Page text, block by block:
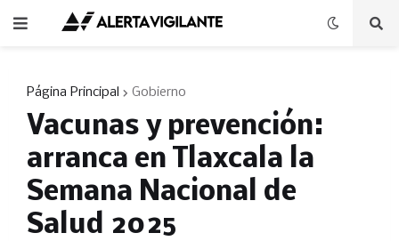
Página Principal Gobierno
Vacunas y prevención:
arranca en Tlaxcala la
Semana Nacional de
Salud 2025